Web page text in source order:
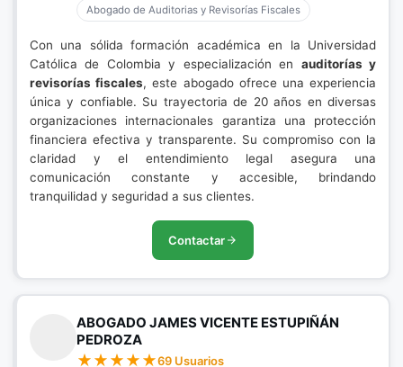
Abogado de Auditorias y Revisorías Fiscales
Con una sólida formación académica en la Universidad
Católica de Colombia y especialización en auditorías y
revisorías fiscales, este abogado ofrece una experiencia
única y confiable. Su trayectoria de 20 años en diversas
organizaciones internacionales garantiza una protección
financiera efectiva y transparente. Su compromiso con la
claridad y el entendimiento legal asegura una
comunicación constante y accesible, brindando
tranquilidad y seguridad a sus clientes.
Contactar
ABOGADO JAMES VICENTE ESTUPIÑÁN
PEDROZA
69 Usuarios